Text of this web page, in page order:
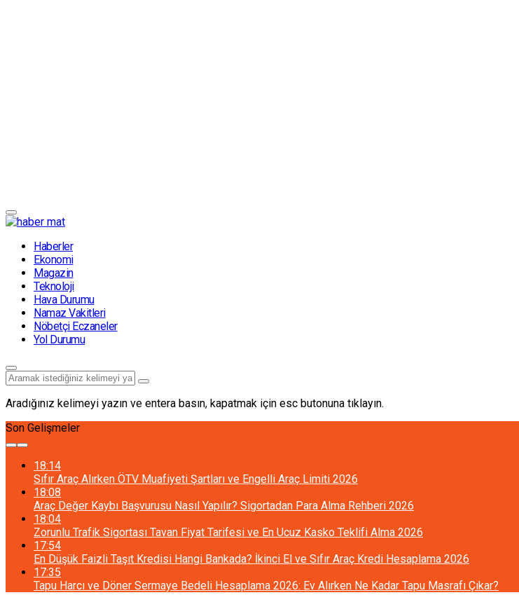
Haberler
Ekonomi
Magazin
Teknoloji
Hava Durumu
Namaz Vakitleri
Nöbetçi Eczaneler
Yol Durumu
Aradığınız kelimeyi yazın ve entera basın, kapatmak için esc butonuna tıklayın.
Son Gelişmeler
18:14
Sıfır Araç Alırken ÖTV Muafiyeti Şartları ve Engelli Araç Limiti 2026
18:08
Araç Değer Kaybı Başvurusu Nasıl Yapılır? Sigortadan Para Alma Rehberi 2026
18:04
Zorunlu Trafik Sigortası Tavan Fiyat Tarifesi ve En Ucuz Kasko Teklifi Alma 2026
17:54
En Düşük Faizli Taşıt Kredisi Hangi Bankada? İkinci El ve Sıfır Araç Kredi Hesaplama 2026
17:35
Tapu Harcı ve Döner Sermaye Bedeli Hesaplama 2026: Ev Alırken Ne Kadar Tapu Masrafı Çıkar?